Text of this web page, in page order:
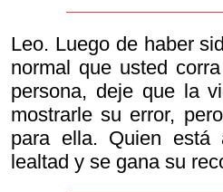
Leo. Luego de haber
normal que usted
persona, deje que la
mostrarle su error,
para ella. Quien está
lealtad y se gana su